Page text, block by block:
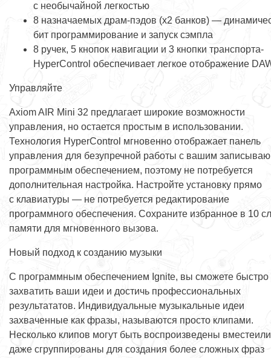
с необычайной легкостью
8 назначаемых драм-пэдов (x2 банков) —
бит программирование и запуск сэмпла
8 ручек, 5 кнопок навигации и 3 кнопки транспорта-
HyperControl обеспечивает легкое отображение
Управляйте
Axiom AIR Mini 32 предлагает широкие возможности
управления, но остается простым в использовании.
Технология HyperControl мгновенно отображает панель
управления для безупречной работы с вашим
программным обеспечением, поэтому не потребуется
дополнительная настройка. Настройте установку прямо
с клавиатуры — не потребуется редактирование
программного обеспечения. Сохраните избранное в 10
памяти для мгновенного вызова.
Новый подход к созданию музыки
С программным обеспечением Ignite, вы сможете быстро
захватить ваши идеи и достичь профессиональных
результататов. Индивидуальные музыкальные идеи
захваченные как фразы, называются просто клипами.
Несколько клипов могут быть воспроизведены вместеили
даже сгруппированы для создания более сложных фраз